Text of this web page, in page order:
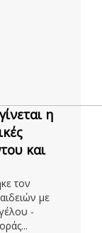
η
και
τον
με
-